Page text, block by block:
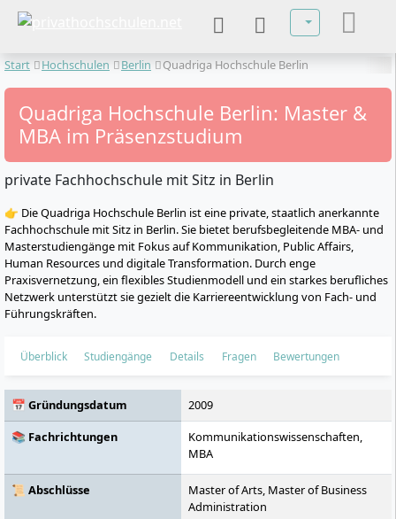
Sprache
Start Hochschulen Berlin Quadriga Hochschule Berlin
Quadriga Hochschule Berlin: Master &
MBA im Präsenzstudium
private Fachhochschule mit Sitz in Berlin
👉 Die Quadriga Hochschule Berlin ist eine private, staatlich anerkannte
Fachhochschule mit Sitz in Berlin. Sie bietet berufsbegleitende MBA- und
Masterstudiengänge mit Fokus auf Kommunikation, Public Affairs,
Human Resources und digitale Transformation. Durch enge
Praxisvernetzung, ein flexibles Studienmodell und ein starkes berufliches
Netzwerk unterstützt sie gezielt die Karriereentwicklung von Fach- und
Führungskräften.
Überblick Studiengänge Details Fragen Bewertungen
📅 Gründungsdatum
2009
📚 Fachrichtungen
Kommunikationswissenschaften,
MBA
📜 Abschlüsse
Master of Arts, Master of Business
Administration